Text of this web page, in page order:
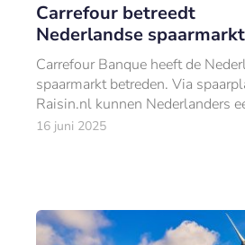
Carrefour betreedt
Nederlandse spaarmarkt
Carrefour Banque heeft de
spaarmarkt betreden. Via
Raisin.nl kunnen Nederlanders
opneembare spaarrekening
16 juni 2025